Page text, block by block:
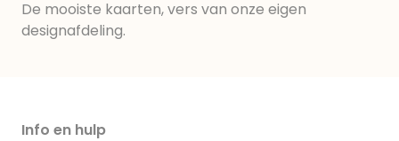
De mooiste kaarten, vers van onze eigen
designafdeling.
Info en hulp